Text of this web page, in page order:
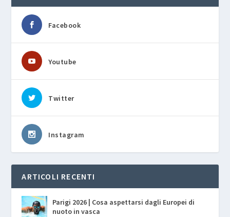
Facebook
Youtube
Twitter
Instagram
ARTICOLI RECENTI
Parigi 2026 | Cosa aspettarsi dagli Europei di
nuoto in vasca